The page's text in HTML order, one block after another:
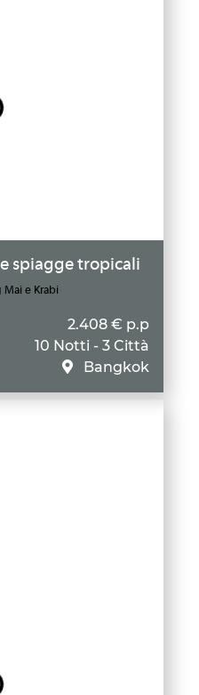
spiagge tropicali
Mai e Krabi
2.408 € p.p
10 Notti - 3 Città
Bangkok